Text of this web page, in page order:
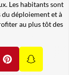
Les habitants sont
déploiement et à
au plus tôt des